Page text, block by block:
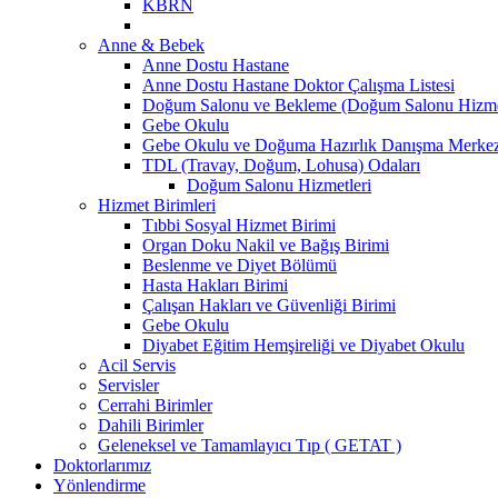
KBRN
Anne & Bebek
Anne Dostu Hastane
Anne Dostu Hastane Doktor Çalışma Listesi
Doğum Salonu ve Bekleme (Doğum Salonu
Gebe Okulu
Gebe Okulu ve Doğuma Hazırlık Danışma
TDL (Travay, Doğum, Lohusa) Odaları
Doğum Salonu Hizmetleri
Hizmet Birimleri
Tıbbi Sosyal Hizmet Birimi
Organ Doku Nakil ve Bağış Birimi
Beslenme ve Diyet Bölümü
Hasta Hakları Birimi
Çalışan Hakları ve Güvenliği Birimi
Gebe Okulu
Diyabet Eğitim Hemşireliği ve Diyabet Okulu
Acil Servis
Servisler
Cerrahi Birimler
Dahili Birimler
Geleneksel ve Tamamlayıcı Tıp ( GETAT )
Doktorlarımız
Yönlendirme